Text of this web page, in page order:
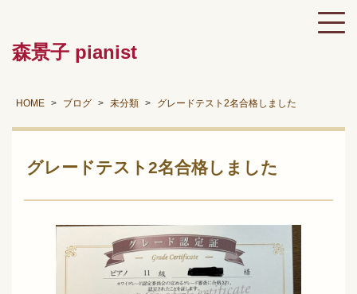
森景子 pianist
HOME ブログ 未分類 グレードテスト2名合格しました
グレードテスト2名合格しました